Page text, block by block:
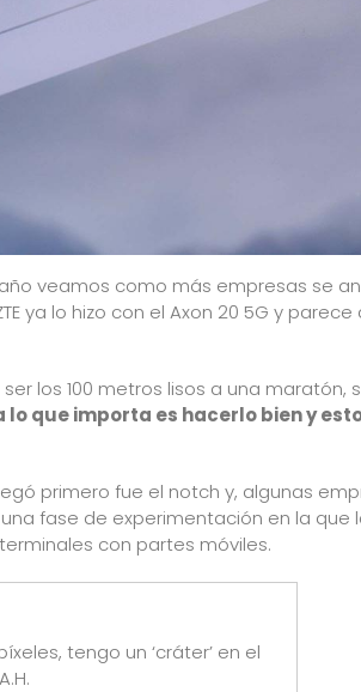
veamos como más empresas se
ya lo hizo con el Axon 20 5G y
los 100 metros lisos a una maratón,
lo que importa es hacerlo bien y
primero fue el notch y, algunas
fase de experimentación en la que
con partes móviles.
tengo un ‘cráter’ en el